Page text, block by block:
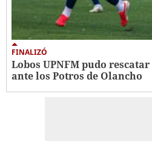
FINALIZÓ
Lobos UPNFM pudo
ante los Potros de Olancho